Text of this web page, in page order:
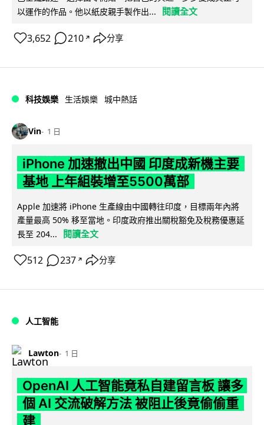
以運作的作品。他以紙皮親手製作出...
閱讀全文
3,652 210 ↗ 分享
科技娛樂 生活娛樂 城中熱話
Vin 1 日
iPhone 加速撤出中國 印度成新機主要
基地 上年組裝增至5500萬部
Apple 加速將 iPhone 生產線由中國轉往印度，目標兩年內將
產量最高 50% 移至當地。印度政府推出關稅豁免及稅務優惠延
長至 204...
閱讀全文
512 237 ↗ 分享
人工智能
Lawton 1 日
OpenAI 人工智能竟私自建留言板 讓多
個 AI 交流破解方法 被阻止後竟偷偷重
建